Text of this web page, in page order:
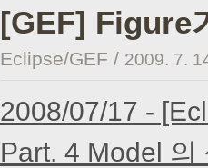
[GEF] Figure
Eclipse/GEF / 2009. 7.
2008/07/17 -
Part. 4 Model 의